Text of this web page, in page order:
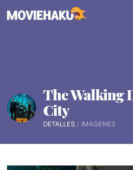
The Walking
City
DETALLES IMÁGENES